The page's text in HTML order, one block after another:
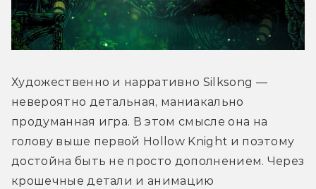
Художественно и нарративно Silksong —
невероятно детальная, маниакально
продуманная игра. В этом смысле она на
голову выше первой Hollow Knight и поэтому
достойна быть не просто дополнением. Через
крошечные детали и анимацию